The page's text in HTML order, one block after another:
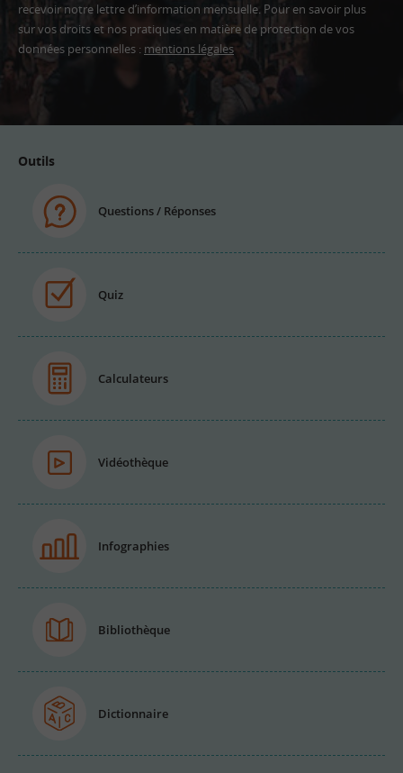
recevoir notre lettre d’information mensuelle. Pour en savoir plus
sur vos droits et nos pratiques en matière de protection de vos
données personnelles : mentions légales
Outils
Questions / Réponses
Quiz
Calculateurs
Vidéothèque
Infographies
Bibliothèque
Dictionnaire